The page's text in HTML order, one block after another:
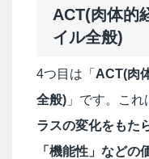
ACT(肉体的
イル全般)
4つ目は「 ACT(肉
全般) 」です。これ
ラスの変化をもた
「機能性」などの